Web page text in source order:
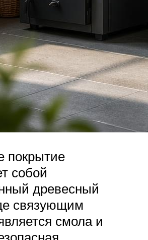
покрытие
собой
древесный
связующим
смола и